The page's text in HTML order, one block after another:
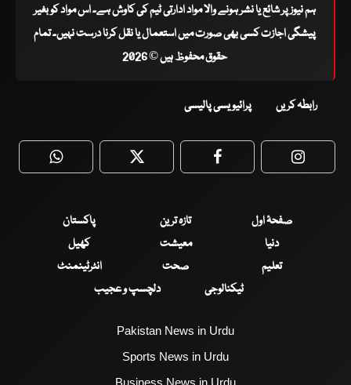
ہم نیوز پر شائع یا نشر ہونے والا مواد ادارتی ٹیم کی کاوش ہے۔ اس مواد کو بغیر
پیشگی اجازت کسی بھی صورت میں استعمال یا نقل کرنا درست نہیں۔ تمام
حقوق محفوظ ہیں © 2026
رابطہ کریں پرائیویسی پالیسی
WhatsApp Twitter Facebook
صفحۂ اول تازہ ترین
پاکستان
دنیا
معیشت
کھیل
تعلیم
صحت
انٹرٹینمنٹ
ٹیکنالوجی
دلچسپ و عجیب
Pakistan News in Urdu
Sports News in Urdu
Business News in Urdu